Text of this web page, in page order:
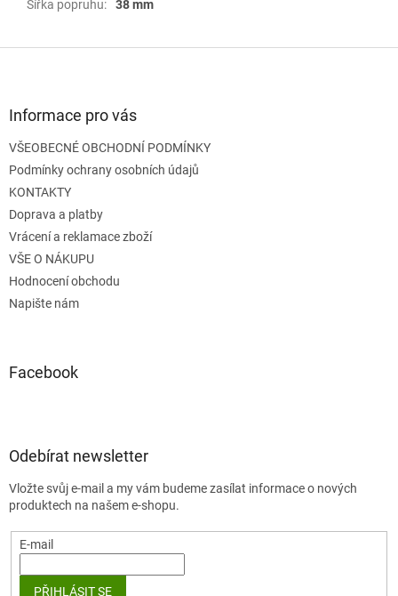
Šířka popruhu: 38 mm
Informace pro vás
VŠEOBECNÉ OBCHODNÍ PODMÍNKY
Podmínky ochrany osobních údajů
KONTAKTY
Doprava a platby
Vrácení a reklamace zboží
VŠE O NÁKUPU
Hodnocení obchodu
Napište nám
Facebook
Odebírat newsletter
Vložte svůj e-mail a my vám budeme zasílat informace o nových
produktech na našem e-shopu.
E-mail
PŘIHLÁSIT SE